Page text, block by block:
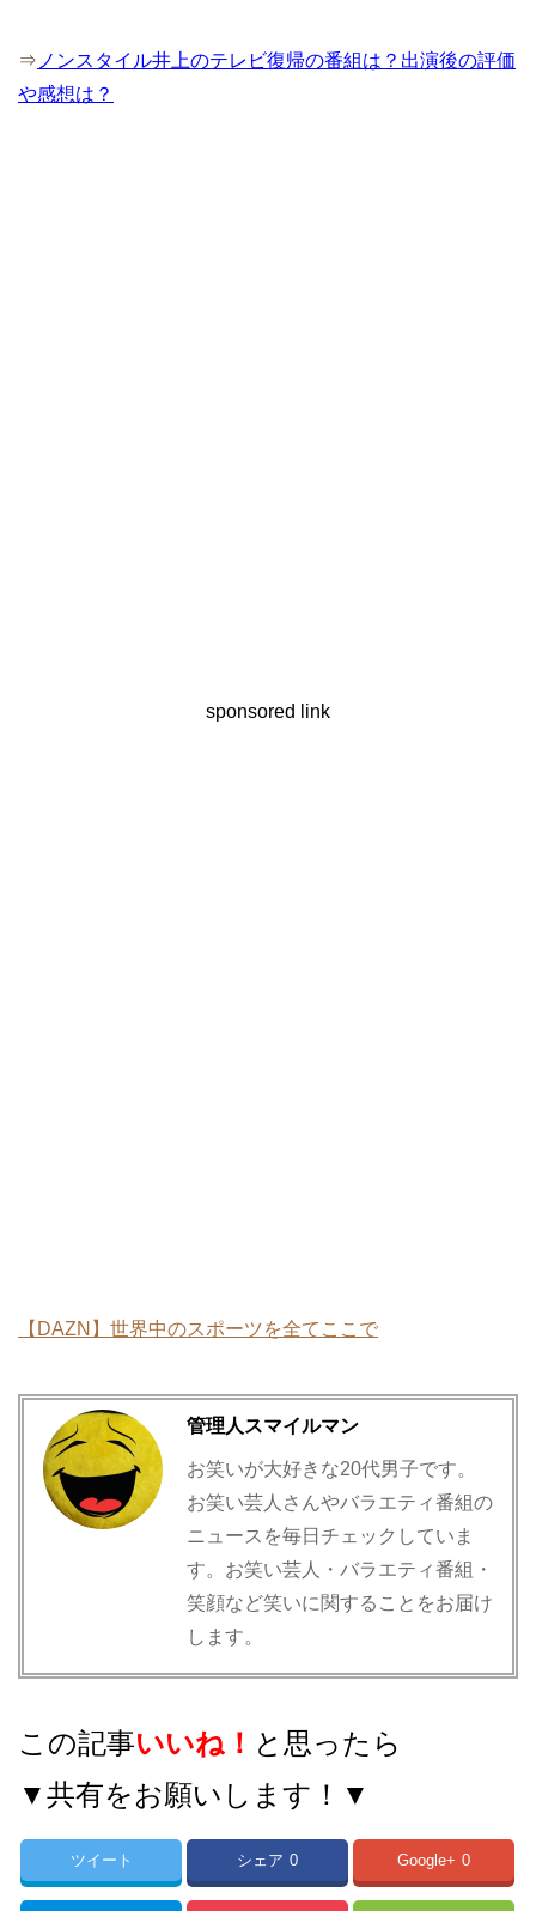
⇒ ノンスタイル井上のテレビ復帰の番組は？出演後の評価
や感想は？
sponsored link
【DAZN】世界中のスポーツを全てここで
管理人スマイルマン
お笑いが大好きな20代男子です。
お笑い芸人さんやバラエティ番組の
ニュースを毎日チェックしていま
す。お笑い芸人・バラエティ番組・
笑顔など笑いに関することをお届け
します。
この記事いいね！ と思ったら
▼共有をお願いします！▼
ツイート シェア 0 Google+ 0